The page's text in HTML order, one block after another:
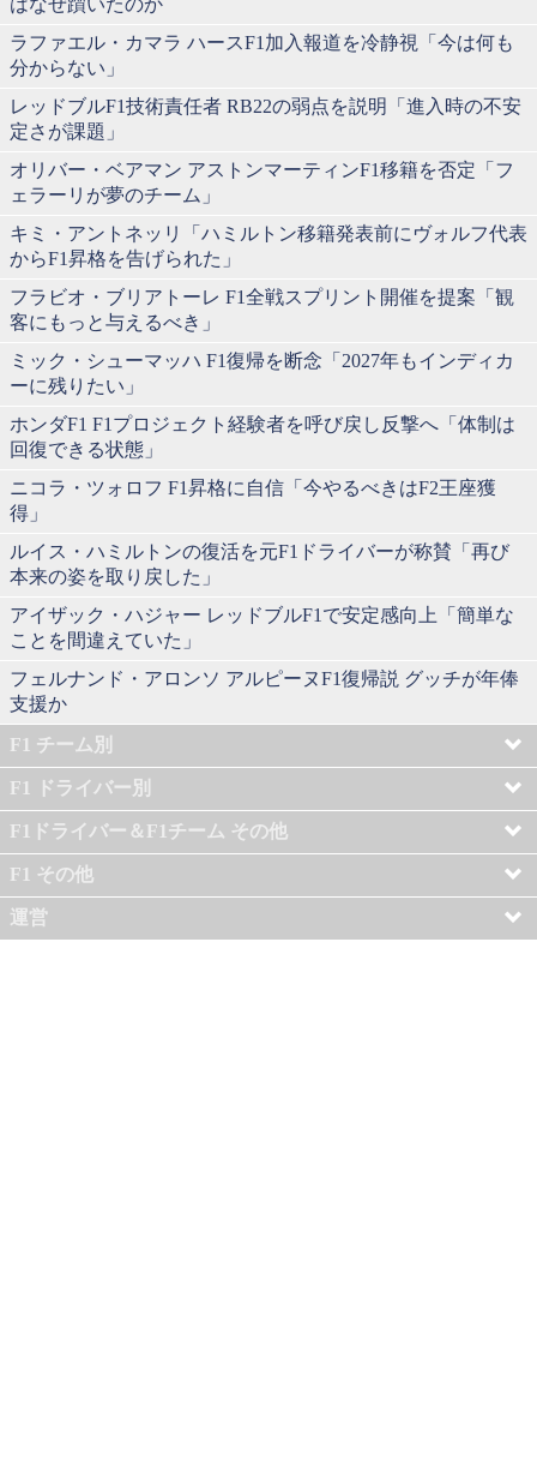
ラファエル・カマラ ハースF1加入報道を冷静視「今は何も
分からない」
レッドブルF1技術責任者 RB22の弱点を説明「進入時の不安
定さが課題」
オリバー・ベアマン アストンマーティンF1移籍を否定「フ
ェラーリが夢のチーム」
キミ・アントネッリ「ハミルトン移籍発表前にヴォルフ代表
からF1昇格を告げられた」
フラビオ・ブリアトーレ F1全戦スプリント開催を提案「観
客にもっと与えるべき」
ミック・シューマッハ F1復帰を断念「2027年もインディカ
ーに残りたい」
ホンダF1 F1プロジェクト経験者を呼び戻し反撃へ「体制は
回復できる状態」
ニコラ・ツォロフ F1昇格に自信「今やるべきはF2王座獲
得」
ルイス・ハミルトンの復活を元F1ドライバーが称賛「再び
本来の姿を取り戻した」
アイザック・ハジャー レッドブルF1で安定感向上「簡単な
ことを間違えていた」
フェルナンド・アロンソ アルピーヌF1復帰説 グッチが年俸
支援か
F1 チーム別
F1 ドライバー別
F1ドライバー＆F1チーム その他
F1 その他
運営